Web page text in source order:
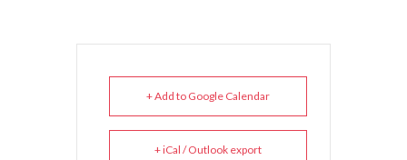
+ Add to Google Calendar
+ iCal / Outlook export